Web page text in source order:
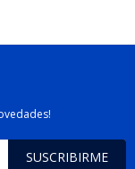
SUSCRIBIRME